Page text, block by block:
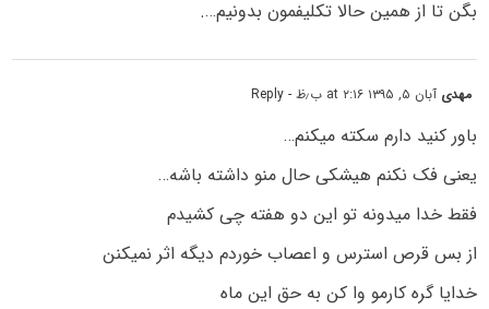
بگن تا از همین حالا تکلیفمون بدونیم….
مهدی آبان ۵, ۱۳۹۵ at ۲:۱۶ ب٫ظ - Reply
باور کنید دارم سکته میکنم…
یعنی فک نکنم‌ هیشکی حال منو داشته باشه…
فقط خدا میدونه تو این دو هفته چی کشیدم
از بس قرص استرس و اعصاب خوردم دیگه اثر نمیکنن
خدایا گره کارمو وا کن به حق این ماه